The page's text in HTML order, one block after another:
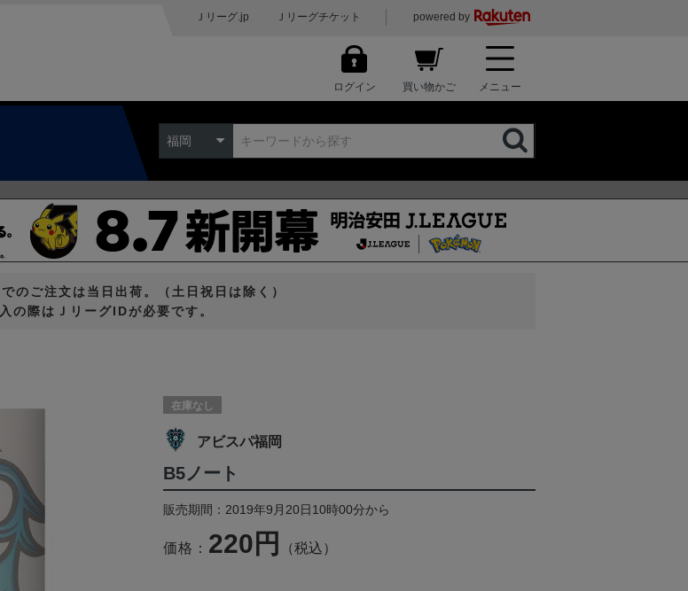
Ｊリーグ.jp Ｊリーグチケット powered by
ログイン 買い物かご メニュー
福岡
のご注文は当日出荷。（土日祝日は除く）
の際はＪリーグIDが必要です。
在庫なし
アビスパ福岡
B5ノート
販売期間：2019年9月20日10時00分から
価格： 220円 （税込）